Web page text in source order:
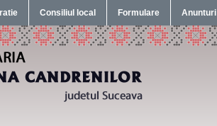
Consiliul local Formulare Anunturi